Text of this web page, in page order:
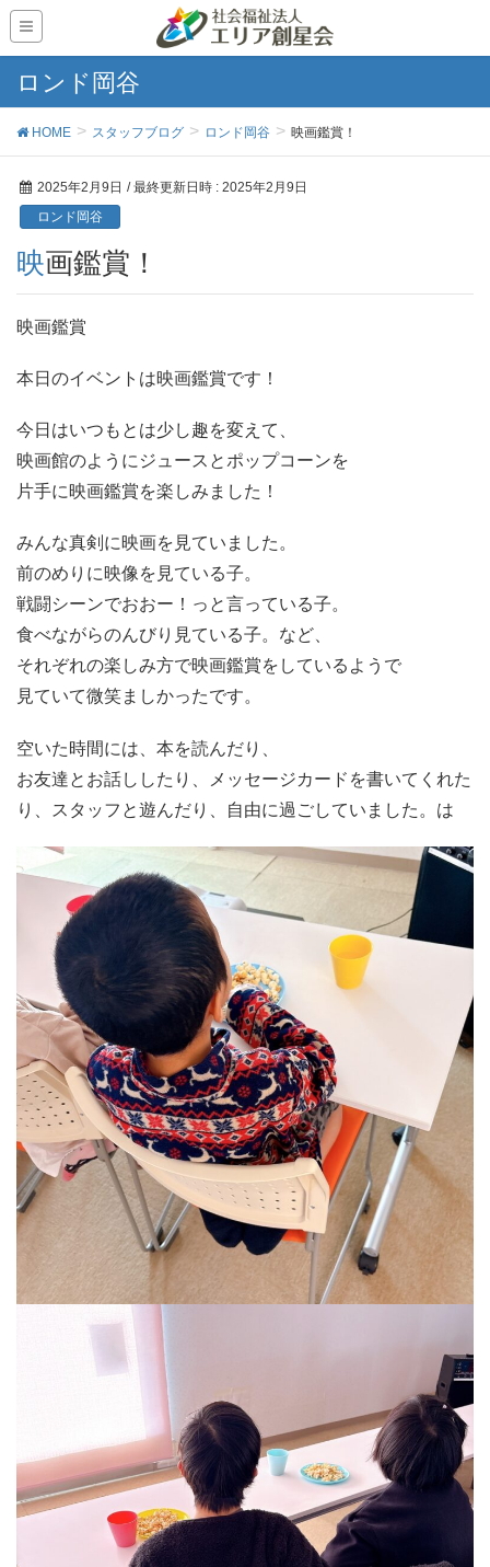
ロンド岡谷
HOME スタッフブログ ロンド岡谷 映画鑑賞！
2025年2月9日 / 最終更新日時 : 2025年2月9日
ロンド岡谷
映画鑑賞！
映画鑑賞
本日のイベントは映画鑑賞です！
今日はいつもとは少し趣を変えて、
映画館のようにジュースとポップコーンを
片手に映画鑑賞を楽しみました！
みんな真剣に映画を見ていました。
前のめりに映像を見ている子。
戦闘シーンでおおー！っと言っている子。
食べながらのんびり見ている子。など、
それぞれの楽しみ方で映画鑑賞をしているようで
見ていて微笑ましかったです。
空いた時間には、本を読んだり、
お友達とお話ししたり、メッセージカードを書いてくれた
り、スタッフと遊んだり、自由に過ごしていました。は